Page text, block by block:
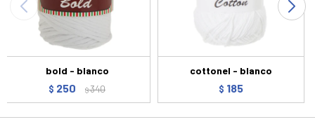
bold - blanco
$ 250 $340
cottonel - blanco
$ 185